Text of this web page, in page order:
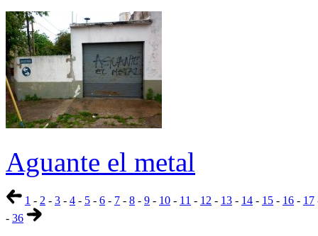
Aguante el metal
1 - 2 - 3 - 4 - 5 - 6 - 7 - 8 - 9 - 10 - 11 - 12 - 13 - 14 - 15 - 16 - 17
- 36